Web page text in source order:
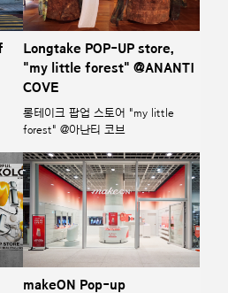
Longtake POP-UP store,
"my little forest" @ANANTI
COVE
롱테이크 팝업 스토어 "my little
forest" @아난티 코브
makeON Pop-up